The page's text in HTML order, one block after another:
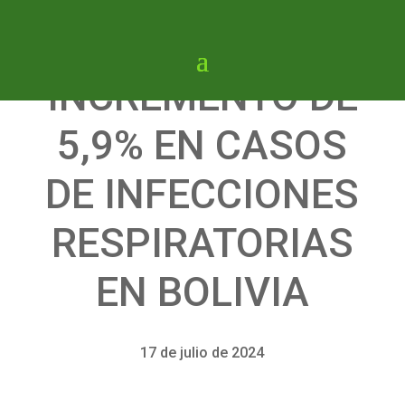
INCREMENTO DE
5,9% EN CASOS
DE INFECCIONES
RESPIRATORIAS
EN BOLIVIA
17 de julio de 2024